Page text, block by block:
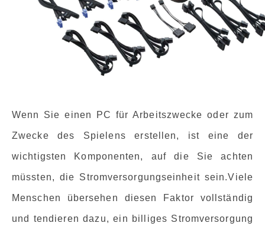
Wenn Sie einen PC für Arbeitszwecke oder zum
Zwecke des Spielens erstellen, ist eine der
wichtigsten Komponenten, auf die Sie achten
müssten, die Stromversorgungseinheit sein.Viele
Menschen übersehen diesen Faktor vollständig
und tendieren dazu, ein billiges Stromversorgung